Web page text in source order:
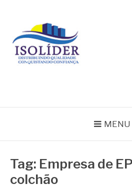
conteúdo
MENU
Tag: Empresa de
colchão